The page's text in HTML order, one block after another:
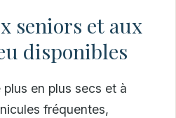
seniors et aux
disponibles
en plus secs et à
fréquentes,